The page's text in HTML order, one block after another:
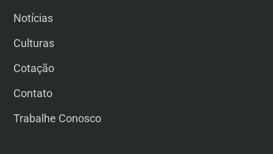
Notícias
Culturas
Cotação
Contato
Trabalhe Conosco